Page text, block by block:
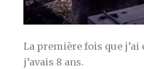
La première fois que j’ai
j’avais 8 ans.